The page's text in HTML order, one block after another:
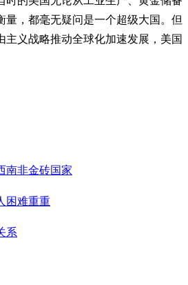
量，都毫无疑问是一个超级大国。但
主义战略推动全球化加速发展，美国
南非金砖国家
困难重重
系